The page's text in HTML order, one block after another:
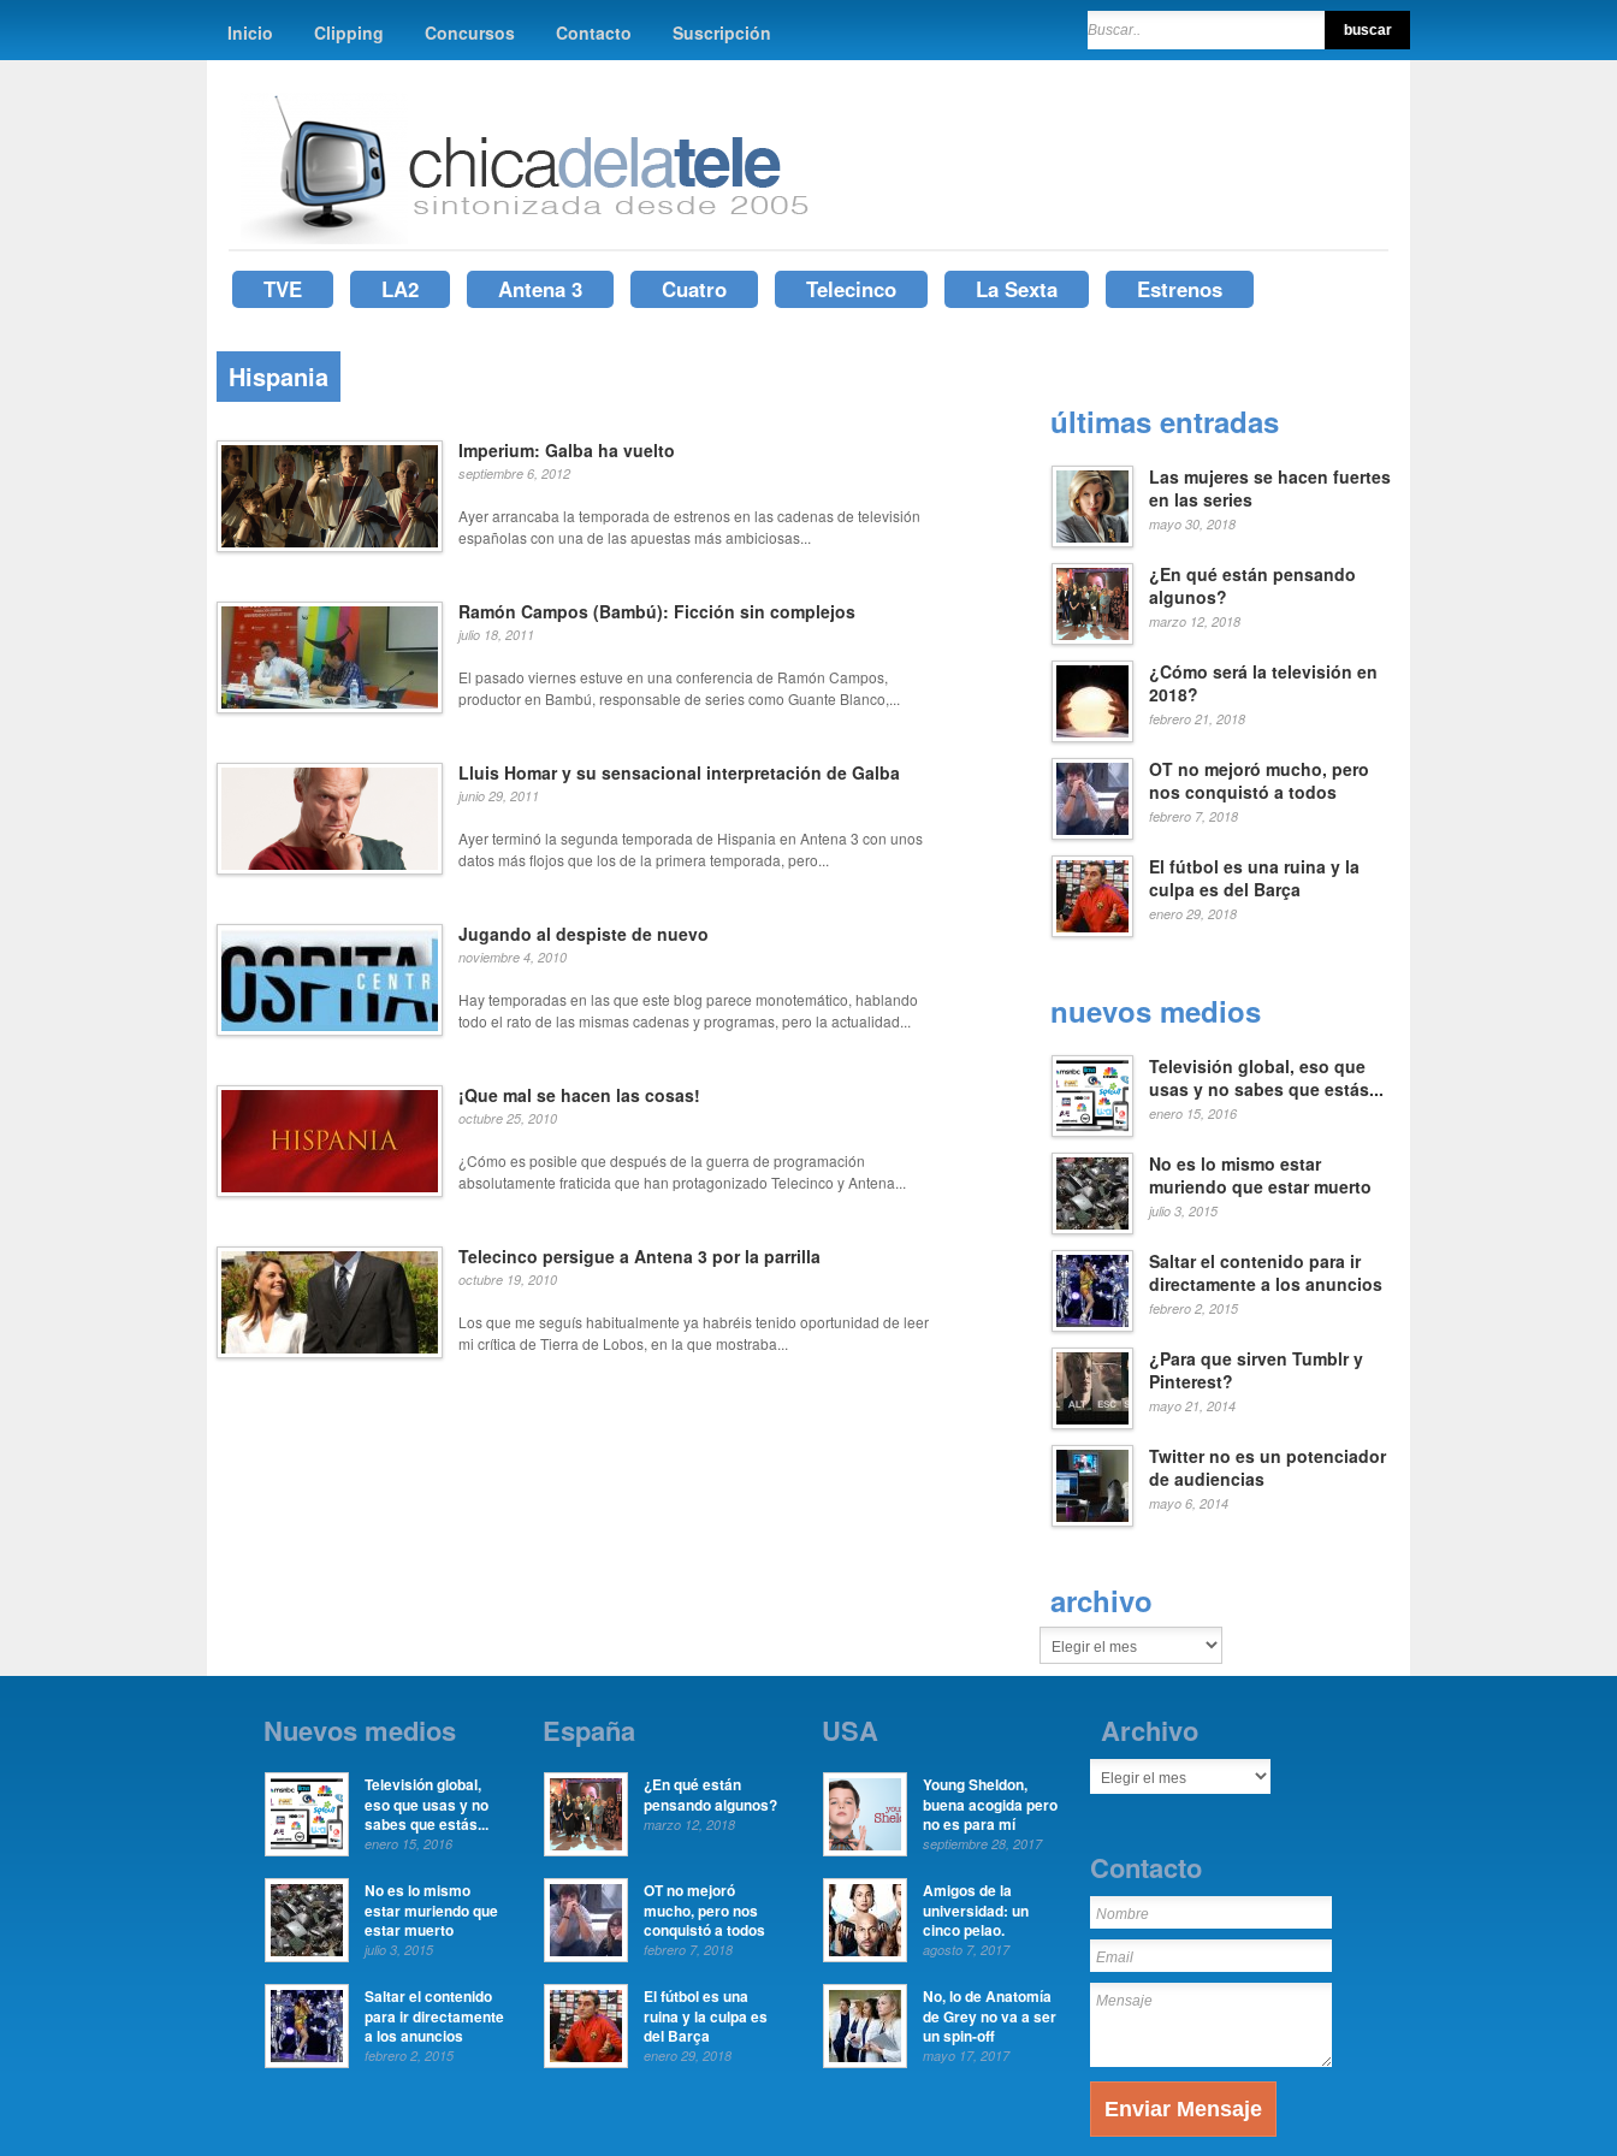
Inicio Clipping Concursos Contacto Suscripción
TVE LA2 Antena 3 Cuatro Telecinco La Sexta Estrenos
Hispania
Imperium: Galba ha vuelto
septiembre 6, 2012
Ayer arrancaba la temporada de estrenos en las cadenas de televisión
españolas con una de las apuestas más ambiciosas...
Ramón Campos (Bambú): Ficción sin complejos
julio 18, 2011
El pasado viernes estuve en una conferencia de Ramón Campos,
productor en Bambú, responsable de series como Guante Blanco,...
Lluis Homar y su sensacional interpretación de Galba
junio 29, 2011
Ayer terminó la segunda temporada de Hispania en Antena 3 con unos
datos más flojos que los de la primera temporada, pero...
Jugando al despiste de nuevo
noviembre 4, 2010
Hay temporadas en las que este blog parece monotemático, hablando
todo el rato de las mismas cadenas y programas, pero la actualidad...
¡Que mal se hacen las cosas!
octubre 25, 2010
¿Cómo es posible que después de la guerra de programación
absolutamente fraticida que han protagonizado Telecinco y Antena...
Telecinco persigue a Antena 3 por la parrilla
octubre 19, 2010
Los que me seguís habitualmente ya habréis tenido oportunidad de leer
mi crítica de Tierra de Lobos, en la que mostraba...
últimas entradas
Las mujeres se hacen fuertes
en las series
mayo 30, 2018
¿En qué están pensando
algunos?
marzo 12, 2018
¿Cómo será la televisión en
2018?
febrero 21, 2018
OT no mejoró mucho, pero
nos conquistó a todos
febrero 7, 2018
El fútbol es una ruina y la
culpa es del Barça
enero 29, 2018
nuevos medios
Televisión global, eso que
usas y no sabes que estás...
enero 15, 2016
No es lo mismo estar
muriendo que estar muerto
julio 3, 2015
Saltar el contenido para ir
directamente a los anuncios
febrero 2, 2015
¿Para que sirven Tumblr y
Pinterest?
mayo 21, 2014
Twitter no es un potenciador
de audiencias
mayo 6, 2014
archivo
Nuevos medios
Televisión global,
eso que usas y no
sabes que estás...
enero 15, 2016
No es lo mismo
estar muriendo que
estar muerto
julio 3, 2015
Saltar el contenido
para ir directamente
a los anuncios
febrero 2, 2015
España
¿En qué están
pensando algunos?
marzo 12, 2018
OT no mejoró
mucho, pero nos
conquistó a todos
febrero 7, 2018
El fútbol es una
ruina y la culpa es
del Barça
enero 29, 2018
USA
Young Sheldon,
buena acogida pero
no es para mí
septiembre 28, 2017
Amigos de la
universidad: un
cinco pelao.
agosto 7, 2017
No, lo de Anatomía
de Grey no va a ser
un spin-off
mayo 17, 2017
Archivo
Contacto